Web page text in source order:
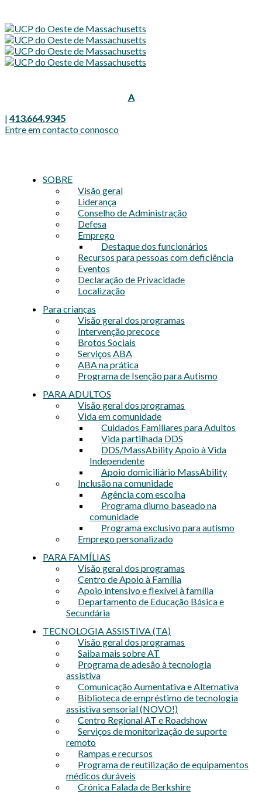
o
A
o
Aumentar
| 413.664.9345
Entre em contacto connosco
SOBRE
Visão geral
Liderança
Conselho de Administração
Defesa
Emprego
Destaque dos funcionários
Recursos para pessoas com deficiência
Eventos
Declaração de Privacidade
Localização
Para crianças
Visão geral dos programas
Intervenção precoce
Brotos Sociais
Serviços ABA
ABA na prática
Programa de Isenção para Autismo
PARA ADULTOS
Visão geral dos programas
Vida em comunidade
Cuidados Familiares para Adultos
Vida partilhada DDS
DDS/MassAbility Apoio à Vida
Independente
Apoio domiciliário MassAbility
Inclusão na comunidade
Agência com escolha
Programa diurno baseado na
comunidade
Programa exclusivo para autismo
Emprego personalizado
PARA FAMÍLIAS
Visão geral dos programas
Centro de Apoio à Família
Apoio intensivo e flexível à família
Departamento de Educação Básica e
Secundária
TECNOLOGIA ASSISTIVA (TA)
Visão geral dos programas
Saiba mais sobre AT
Programa de adesão à tecnologia
assistiva
Comunicação Aumentativa e Alternativa
Biblioteca de empréstimo de tecnologia
assistiva sensorial (NOVO!)
Centro Regional AT e Roadshow
Serviços de monitorização de suporte
remoto
Rampas e recursos
Programa de reutilização de equipamentos
médicos duráveis
Crónica Falada de Berkshire